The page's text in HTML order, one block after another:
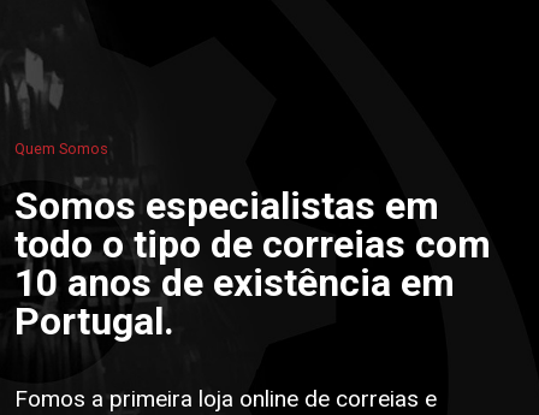
Quem Somos
Somos especialistas em
todo o tipo de correias com
10 anos de existência em
Portugal.
Fomos a primeira loja online de correias e